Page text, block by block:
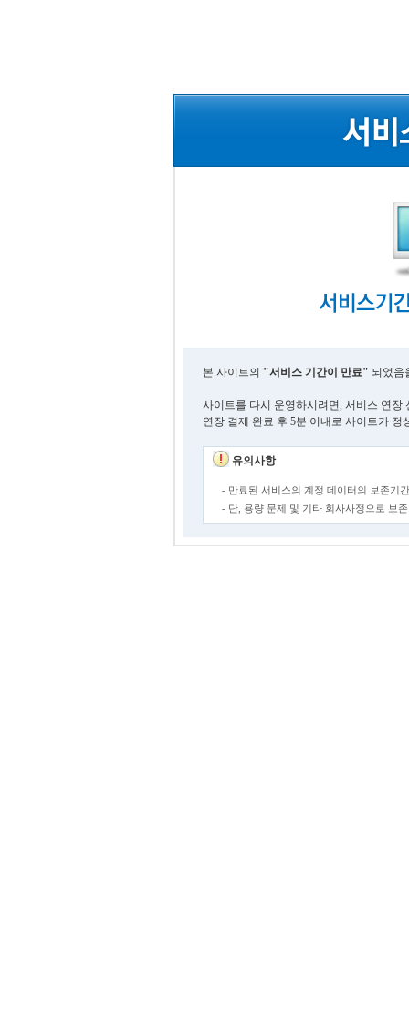
본 사이트의 "서비스 기간이 만료" 되었음
사이트를 다시 운영하시려면, 서비스 연장
연장 결제 완료 후 5분 이내로 사이트가 정
유의사항
- 만료된 서비스의 계정 데이터의 보존기
- 단, 용량 문제 및 기타 회사사정으로 보